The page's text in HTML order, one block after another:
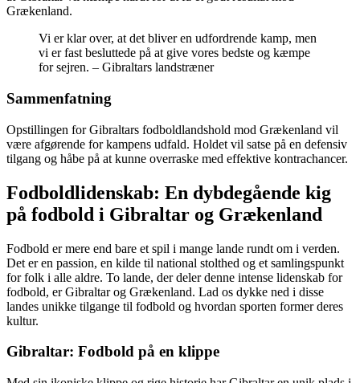
Grækenland.
Vi er klar over, at det bliver en udfordrende kamp, men
vi er fast besluttede på at give vores bedste og kæmpe
for sejren. – Gibraltars landstræner
Sammenfatning
Opstillingen for Gibraltars fodboldlandshold mod Grækenland vil
være afgørende for kampens udfald. Holdet vil satse på en defensiv
tilgang og håbe på at kunne overraske med effektive kontrachancer.
Fodboldlidenskab: En dybdegående kig
på fodbold i Gibraltar og Grækenland
Fodbold er mere end bare et spil i mange lande rundt om i verden.
Det er en passion, en kilde til national stolthed og et samlingspunkt
for folk i alle aldre. To lande, der deler denne intense lidenskab for
fodbold, er Gibraltar og Grækenland. Lad os dykke ned i disse
landes unikke tilgange til fodbold og hvordan sporten former deres
kultur.
Gibraltar: Fodbold på en klippe